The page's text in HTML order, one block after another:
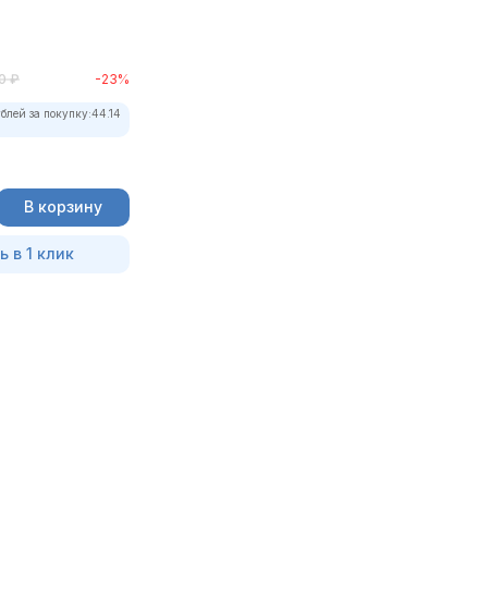
₽ -23%
за покупку:44.14
В корзину
в 1 клик